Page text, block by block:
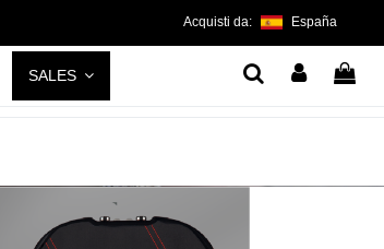
Acquisti da: España
SALES